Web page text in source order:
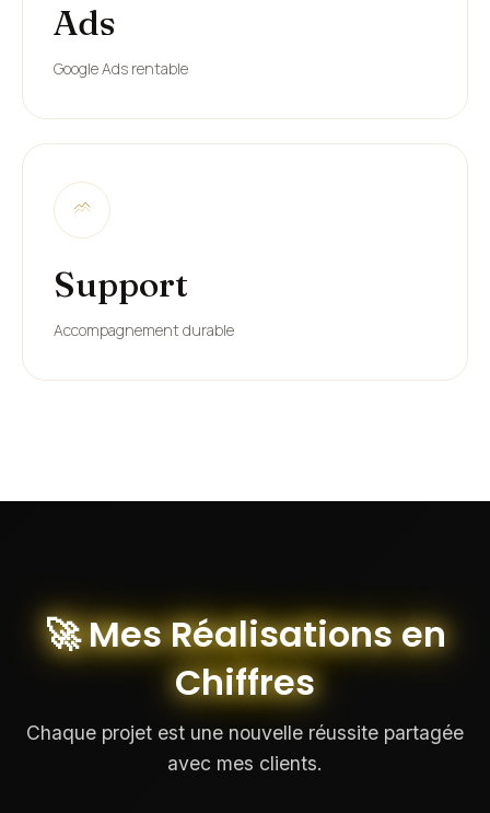
Ads
Google Ads rentable
Support
Accompagnement durable
🚀 Mes Réalisations en
Chiffres
Chaque projet est une nouvelle réussite partagée
avec mes clients.